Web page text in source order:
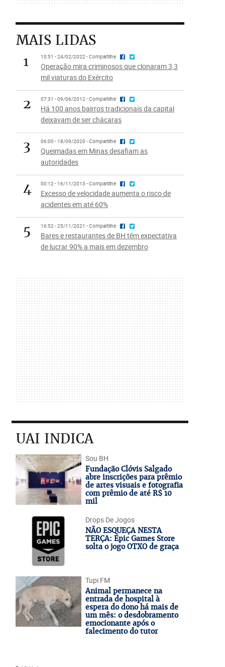
MAIS LIDAS
1
10:51 - 24/02/2022 - Compartilhe
Operação mira criminosos que clonaram 3,3
mil viaturas do Exército
2 07:31 - 09/06/2012 - Compartilhe
Há 100 anos bairros tradicionais da capital
deixavam de ser chácaras
3 06:00 - 18/09/2020 - Compartilhe
Queimadas em Minas desafiam as
autoridades
4 00:12 - 16/11/2013 - Compartilhe
Excesso de velocidade aumenta o risco de
acidentes em até 60%
5 16:52 - 25/11/2021 - Compartilhe
Bares e restaurantes de BH têm expectativa
de lucrar 90% a mais em dezembro
UAI INDICA
Sou BH
Fundação Clóvis Salgado
abre inscrições para prêmio
de artes visuais e fotografia
com prêmio de até R$ 10
mil
Drops De Jogos
NÃO ESQUEÇA NESTA
TERÇA: Epic Games Store
solta o jogo OTXO de graça
Tupi FM
Animal permanece na
entrada de hospital à
espera do dono há mais de
um mês: o desdobramento
emocionante após o
falecimento do tutor